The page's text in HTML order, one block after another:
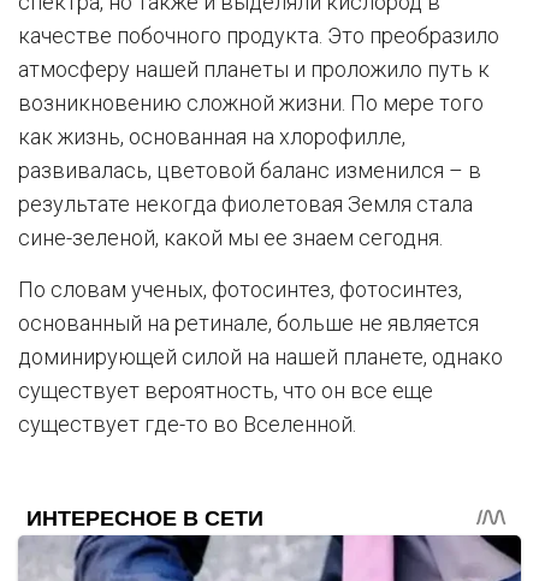
качестве побочного продукта. Это преобразило
атмосферу нашей планеты и проложило путь к
возникновению сложной жизни. По мере того
как жизнь, основанная на хлорофилле,
развивалась, цветовой баланс изменился – в
результате некогда фиолетовая Земля стала
сине-зеленой, какой мы ее знаем сегодня.
По словам ученых, фотосинтез, фотосинтез,
основанный на ретинале, больше не является
доминирующей силой на нашей планете, однако
существует вероятность, что он все еще
существует где-то во Вселенной.